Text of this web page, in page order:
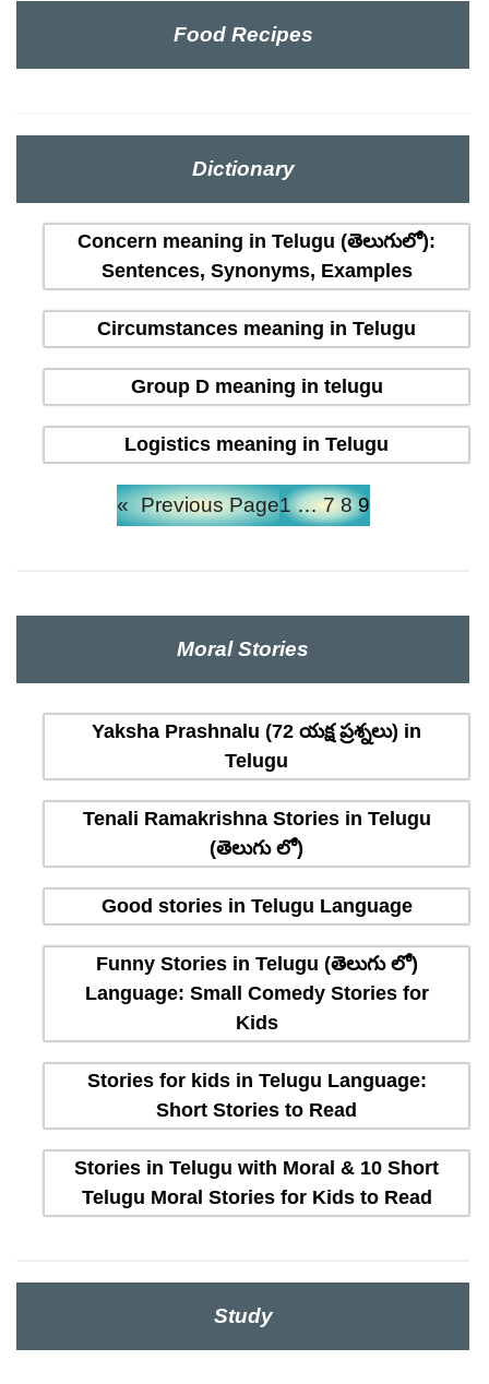
Food Recipes
Dictionary
Concern meaning in Telugu (తెలుగులో):
Sentences, Synonyms, Examples
Circumstances meaning in Telugu
Group D meaning in telugu
Logistics meaning in Telugu
« Previous Page1 … 7 8 9
Moral Stories
Yaksha Prashnalu (72 యక్ష ప్రశ్నలు) in
Telugu
Tenali Ramakrishna Stories in Telugu
(తెలుగు లో)
Good stories in Telugu Language
Funny Stories in Telugu (తెలుగు లో)
Language: Small Comedy Stories for
Kids
Stories for kids in Telugu Language:
Short Stories to Read
Stories in Telugu with Moral & 10 Short
Telugu Moral Stories for Kids to Read
Study